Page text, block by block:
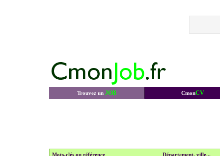
Trouvez un JOB CmonCV
Mots-clés ou référence Département, ville...